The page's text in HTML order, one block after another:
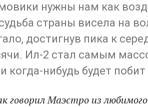
нужны нам как
страны висела на
достигнув пика к
Ил-2 стал самым
когда-нибудь будет побит
говорил Маэстро из